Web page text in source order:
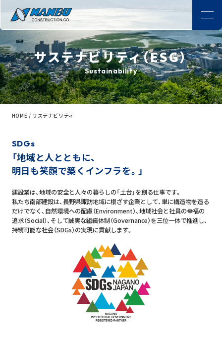
サステナビリティ（ESG）
Sustainability
HOME / サステナビリティ
SDGs
「地域と人とともに、
明日も笑顔で築くインフラを。」
建設業は、地域の安全と人々の暮らしの「土台」を創る仕事です。
私たち南部建設は、長野県諏訪地域に根ざす企業として、単に構造物を造る
だけでなく、 自然環境への配慮（Environment）、地域社会と社員の幸福の
追求（Social）、 そして誠実な組織体制（Governance）を三位一体で推進し、
持続可能な社会（SDGs）の実現に貢献します。